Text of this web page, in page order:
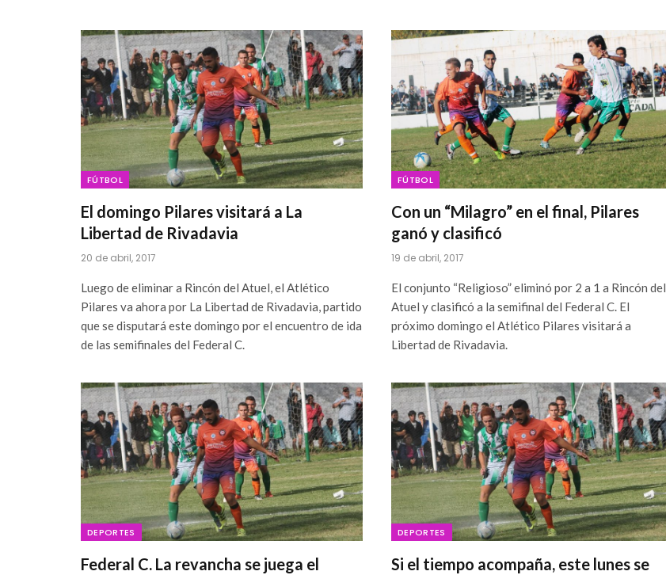
FÚTBOL
El domingo Pilares visitará a La
Libertad de Rivadavia
20 de abril, 2017
Luego de eliminar a Rincón del Atuel, el Atlético
Pilares va ahora por La Libertad de Rivadavia, partido
que se disputará este domingo por el encuentro de ida
de las semifinales del Federal C.
FÚTBOL
Con un “Milagro” en el final, Pilares
ganó y clasificó
19 de abril, 2017
El conjunto “Religioso” eliminó por 2 a 1 a Rincón del
Atuel y clasificó a la semifinal del Federal C. El
próximo domingo el Atlético Pilares visitará a
Libertad de Rivadavia.
DEPORTES
Federal C. La revancha se juega el
DEPORTES
Si el tiempo acompaña, este lunes se